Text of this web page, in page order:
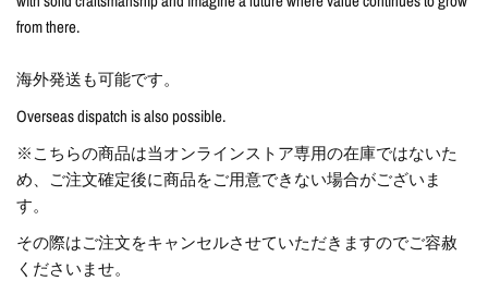
from there.
海外発送も可能です。
Overseas dispatch is also possible.
※こちらの商品は当オンラインストア専用の在庫ではないた
め、ご注文確定後に商品をご用意できない場合がございま
す。
その際はご注文をキャンセルさせていただきますのでご容赦
くださいませ。